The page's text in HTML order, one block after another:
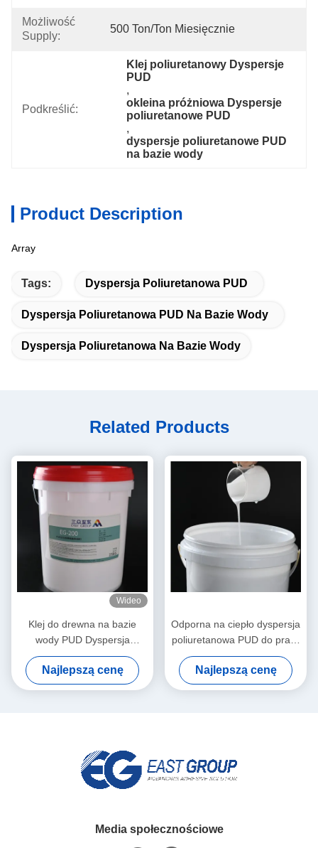
Możliwość
Supply:
500 Ton/ton Miesięcznie
Podkreślić:
Klej poliuretanowy Dyspersje
PUD
,
okleina próżniowa Dyspersje
poliuretanowe PUD
,
dyspersje poliuretanowe PUD
na bazie wody
Product Description
Array
Tags: Dyspersja Poliuretanowa PUD
Dyspersja Poliuretanowa PUD Na Bazie Wody
Dyspersja Poliuretanowa Na Bazie Wody
Related Products
Wideo
Klej do drewna na bazie
wody PUD Dyspersja
poliuretanowa Membrana
PVC 3D Formowanie
próżniowe
Najlepszą cenę
Odporna na ciepło dyspersja
poliuretanowa PUD do prasy
próżniowej membranowej
Najlepszą cenę
Media społecznościowe